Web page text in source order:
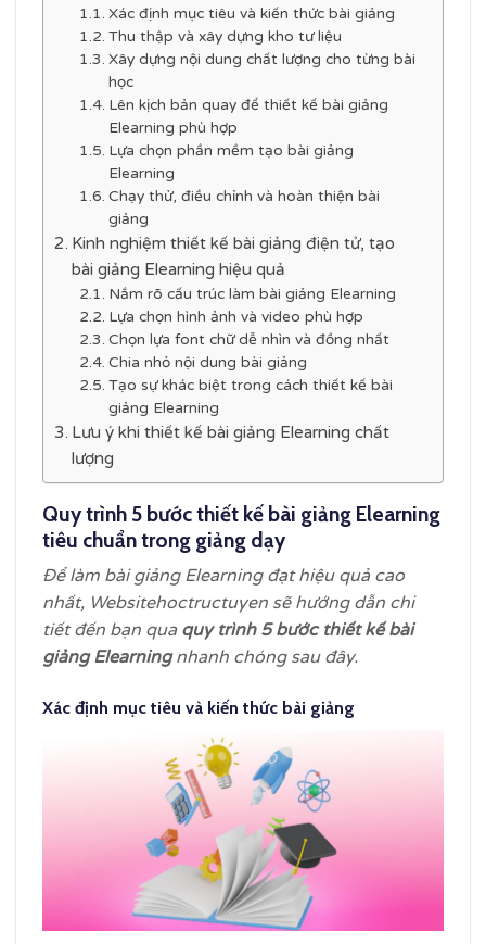
Xác định mục tiêu và kiến thức bài giảng
Thu thập và xây dựng kho tư liệu
Xây dựng nội dung chất lượng cho từng bài
học
Lên kịch bản quay để thiết kế bài giảng
Elearning phù hợp
Lựa chọn phần mềm tạo bài giảng
Elearning
Chạy thử, điều chỉnh và hoàn thiện bài
giảng
Kinh nghiệm thiết kế bài giảng điện tử, tạo
bài giảng Elearning hiệu quả
Nắm rõ cấu trúc làm bài giảng Elearning
Lựa chọn hình ảnh và video phù hợp
Chọn lựa font chữ dễ nhìn và đồng nhất
Chia nhỏ nội dung bài giảng
Tạo sự khác biệt trong cách thiết kế bài
giảng Elearning
Lưu ý khi thiết kế bài giảng Elearning chất
lượng
Quy trình 5 bước thiết kế bài giảng Elearning
tiêu chuẩn trong giảng dạy
Để làm bài giảng Elearning đạt hiệu quả cao
nhất, Websitehoctructuyen sẽ hướng dẫn chi
tiết đến bạn qua quy trình 5 bước thiết kế bài
giảng Elearningnhanh chóng sau đây.
Xác định mục tiêu và kiến thức bài giảng